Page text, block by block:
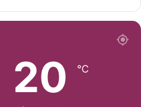
20 ℃